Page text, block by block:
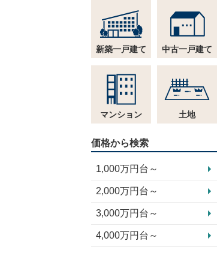
新築一戸建て 中古一戸建て
マンション 土地
価格から検索
1,000万円台～
2,000万円台～
3,000万円台～
4,000万円台～